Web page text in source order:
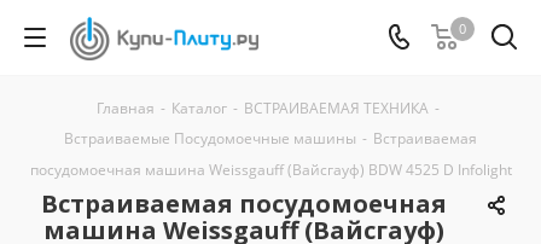
0
Главная - Каталог - ВСТРАИВАЕМАЯ ТЕХНИКА -
Встраиваемые Посудомоечные машины - Встраиваемая
посудомоечная машина Weissgauff (Вайсгауф) BDW 4525 D Infolight
Встраиваемая посудомоечная
машина Weissgauff (Вайсгауф)